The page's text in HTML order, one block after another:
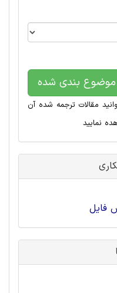
موضوع بندی شده
مقالات ترجمه شده آن
نمایید
فایل